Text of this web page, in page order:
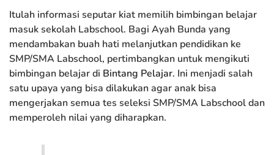
Itulah informasi seputar kiat memilih bimbingan belajar
masuk sekolah Labschool. Bagi Ayah Bunda yang
mendambakan buah hati melanjutkan pendidikan ke
SMP/SMA Labschool, pertimbangkan untuk mengikuti
bimbingan belajar di Bintang Pelajar. Ini menjadi salah
satu upaya yang bisa dilakukan agar anak bisa
mengerjakan semua tes seleksi SMP/SMA Labschool dan
memperoleh nilai yang diharapkan.